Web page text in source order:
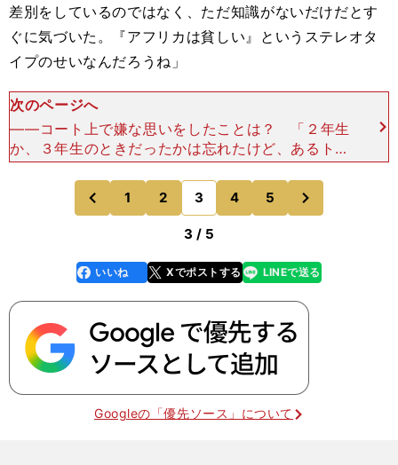
差別をしているのではなく、ただ知識がないだけだとす
ぐに気づいた。『アフリカは貧しい』というステレオタ
イプのせいなんだろうね」
次のページへ
――コート上で嫌な思いをしたことは？ 「２年生
か、３年生のときだったかは忘れたけど、あるトー
ナメントのゲームで汚い言葉でののしられ続けたこ
とがある。「This is not your country（
前
のページへ
1 2 3 4 5
のページへ
3 / 5
faceboo
k
いいね Xでポストする
line LINEで送る
Googleの「優先ソース」について